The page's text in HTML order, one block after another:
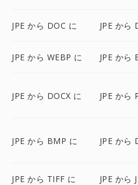
JPE から DOC に JPE から
JPE から WEBP に JPE から
JPE から DOCX に JPE から
JPE から BMP に JPE から
JPE から TIFF に JPE から